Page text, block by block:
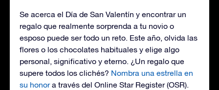
Se acerca el Día de San Valentín y encontrar un
regalo que realmente sorprenda a tu novio o
esposo puede ser todo un reto. Este año, olvida las
flores o los chocolates habituales y elige algo
personal, significativo y eterno. ¿Un regalo que
supere todos los clichés? Nombra una estrella en
su honor a través del Online Star Register (OSR).